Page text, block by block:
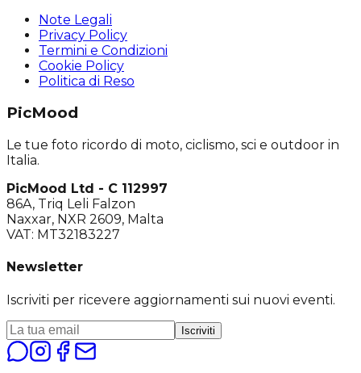
Note Legali
Privacy Policy
Termini e Condizioni
Cookie Policy
Politica di Reso
PicMood
Le tue foto ricordo di moto, ciclismo, sci e outdoor in
Italia.
PicMood Ltd - C 112997
86A, Triq Leli Falzon
Naxxar, NXR 2609, Malta
VAT: MT32183227
Newsletter
Iscriviti per ricevere aggiornamenti sui nuovi eventi.
Iscriviti